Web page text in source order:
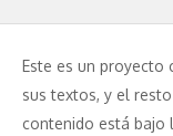
Este es un proyecto
sus textos, y el
contenido está bajo